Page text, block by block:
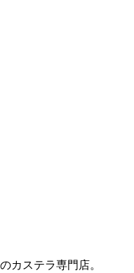
カステラ専門店。